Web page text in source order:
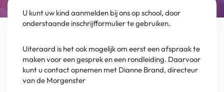
ContactU kunt uw kind aanmelden bij ons op school, door
onderstaande inschrijfformulier te gebruiken.
Uiteraard is het ook mogelijk om eerst een afspraak te
maken voor een gesprek en een rondleiding. Daarvoor
kunt u contact opnemen met Dianne Brand, directeur
van de Morgenster